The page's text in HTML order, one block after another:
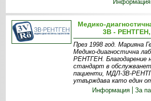
Информация
Медико-
3В -
През 1998 год. Марияна
Медико-диагностична
РЕНТГЕН. Благодарение
стандарт в
пациенти, МДЛ-3В-
утвърждава като един
Информация
За